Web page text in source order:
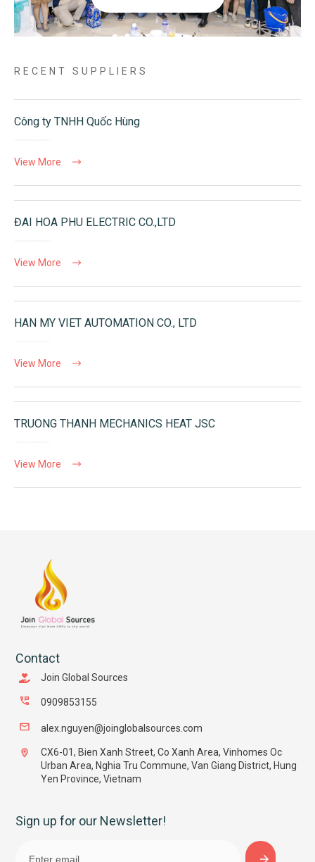
RECENT SUPPLIERS
Công ty TNHH Quốc Hùng
View More
ĐAI HOA PHU ELECTRIC CO.,LTD
View More
HAN MY VIET AUTOMATION CO., LTD
View More
TRUONG THANH MECHANICS HEAT JSC
View More
Contact
Join Global Sources
0909853155
alex.nguyen@joinglobalsources.com
CX6-01, Bien Xanh Street, Co Xanh Area, Vinhomes Oc
Urban Area, Nghia Tru Commune, Van Giang District, Hung
Yen Province, Vietnam
Sign up for our Newsletter!